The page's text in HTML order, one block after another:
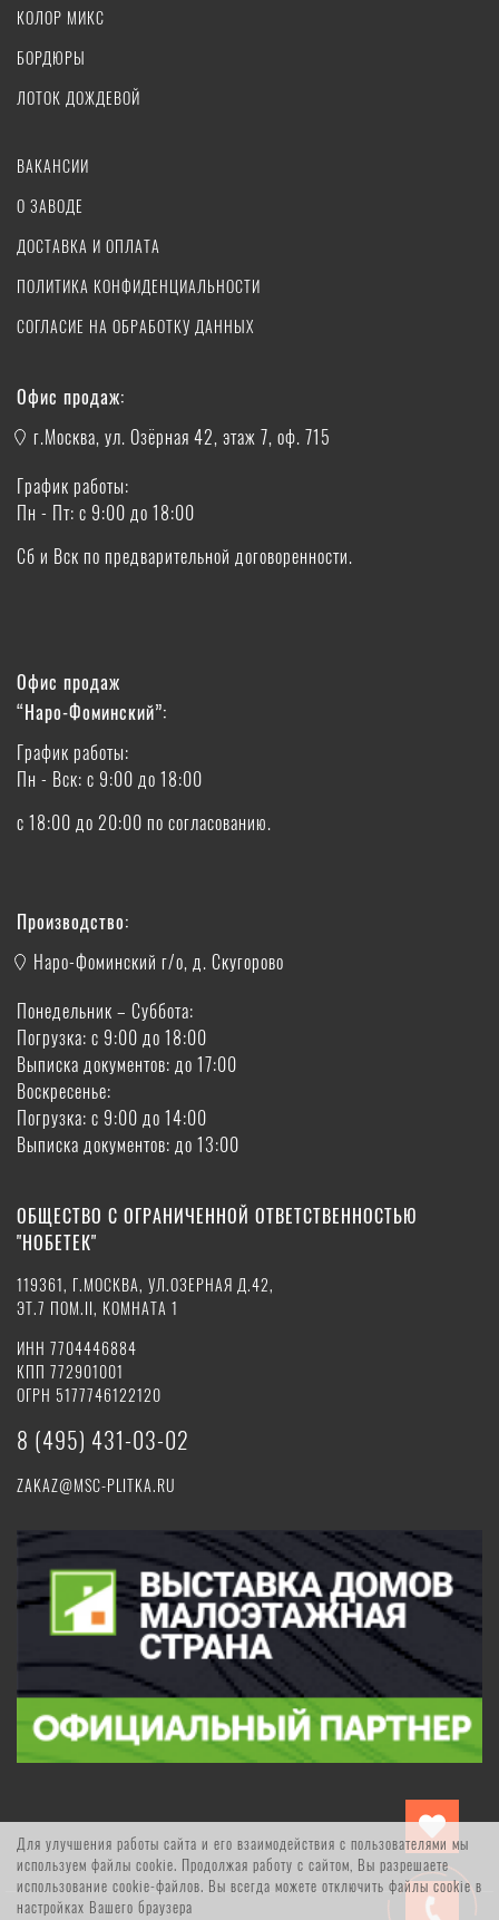
Для улучшения работы сайта и его взаимодействия с пользователями мы
используем файлы cookie. Продолжая работу с сайтом, Вы разрешаете
использование cookie-файлов. Вы всегда можете отключить файлы cookie в
настройках Вашего браузера
КОЛОР МИКС
БОРДЮРЫ
ЛОТОК ДОЖДЕВОЙ
ВАКАНСИИ
О ЗАВОДЕ
ДОСТАВКА И ОПЛАТА
ПОЛИТИКА КОНФИДЕНЦИАЛЬНОСТИ
СОГЛАСИЕ НА ОБРАБОТКУ ДАННЫХ
Офис продаж:
г.Москва, ул. Озёрная 42, этаж 7, оф. 715
График работы:
Пн - Пт: с 9:00 до 18:00
Сб и Вск по предварительной договоренности.
Офис продаж
“Наро-Фоминский”:
График работы:
Пн - Вск: с 9:00 до 18:00
с 18:00 до 20:00 по согласованию.
Производство:
Наро-Фоминский г/о, д. Скугорово
Понедельник – Суббота:
Погрузка: с 9:00 до 18:00
Выписка документов: до 17:00
Воскресенье:
Погрузка: с 9:00 до 14:00
Выписка документов: до 13:00
ОБЩЕСТВО С ОГРАНИЧЕННОЙ ОТВЕТСТВЕННОСТЬЮ
"НОБЕТЕК"
119361, Г.МОСКВА, УЛ.ОЗЕРНАЯ Д.42,
ЭТ.7 ПОМ.II, КОМНАТА 1
ИНН 7704446884
КПП 772901001
ОГРН 5177746122120
8 (495) 431-03-02
ZAKAZ@MSC-PLITKA.RU